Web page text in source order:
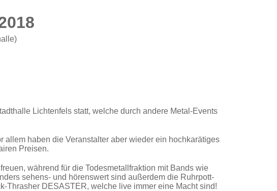
Lichtenfels statt, welche durch andere Metal-Events
haben die Veranstalter aber wieder ein hochkarätiges
Preisen.
während für die Todesmetallfraktion mit Bands wie
sehens- und hörenswert sind außerdem die Ruhrpott-
Thrasher DESASTER, welche live immer eine Macht sind!